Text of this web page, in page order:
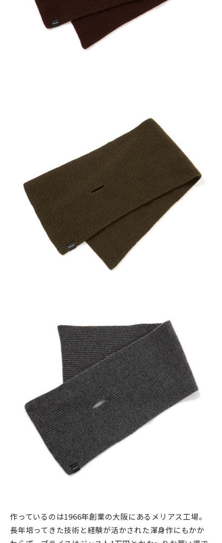
作っているのは1966年創業の大阪にあるメリアス工場。
長年培ってきた技術と経験が活かされた渾身作にもかか